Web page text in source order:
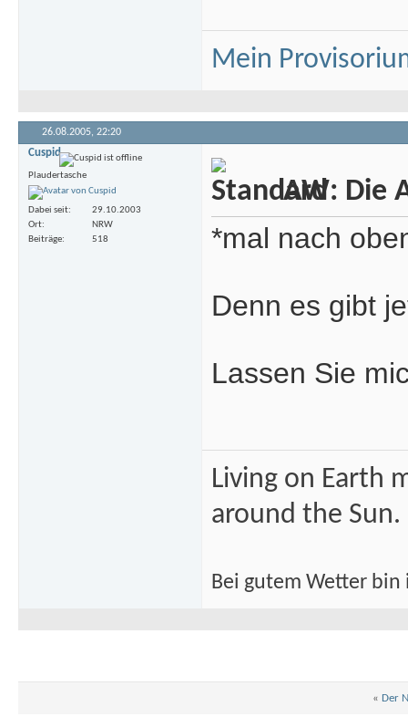
Mein
26.08.2005, 22:20
Cuspid
Plaudertasche
Dabei seit
29.10.2003
Ort
NRW
Beiträge
518
AW: Die
*mal nach
Denn es gibt
Lassen Sie
Living on Earth
around the Sun.
Bei gutem Wetter
« Der